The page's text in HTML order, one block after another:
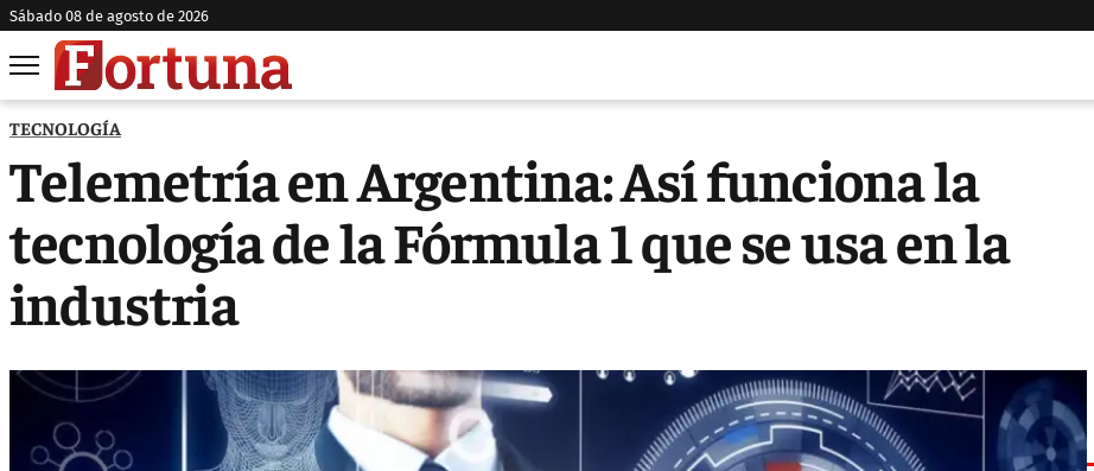
sábado 08 de agosto de 2026
TECNOLOGÍA
Telemetría en Argentina: Así funciona la
tecnología de la Fórmula 1 que se usa en la
industria